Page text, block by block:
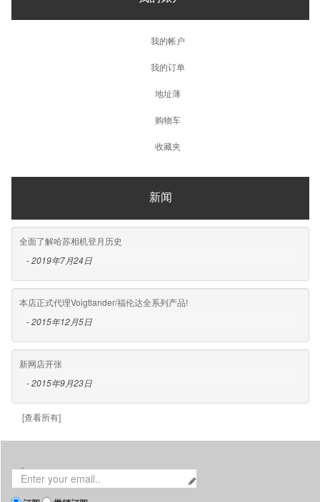
我的帐户
我的订单
地址薄
购物车
收藏夹
新闻
全面了解哈苏相机登月历史
- 2019年7月24日
本店正式代理Voigtlander/福伦达全系列产品!
- 2015年12月5日
新网店开张
- 2015年9月23日
[查看所有]